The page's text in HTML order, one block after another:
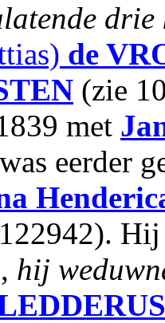
drie
de
(zie
met
eerder
hij